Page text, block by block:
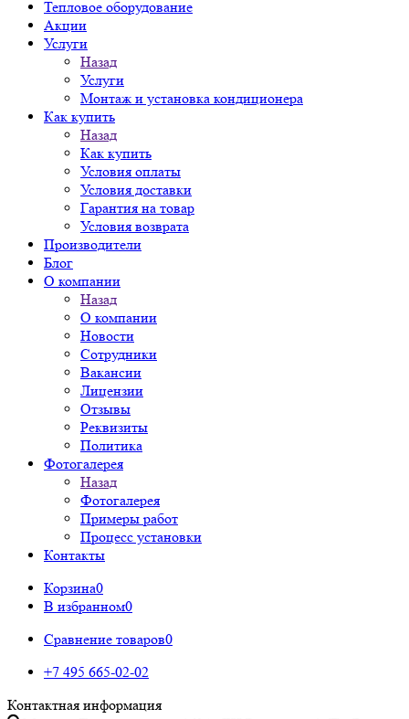
Тепловое оборудование
Акции
Услуги
Назад
Услуги
Монтаж и установка кондиционера
Как купить
Назад
Как купить
Условия оплаты
Условия доставки
Гарантия на товар
Условия возврата
Производители
Блог
О компании
Назад
О компании
Новости
Сотрудники
Вакансии
Лицензии
Отзывы
Реквизиты
Политика
Фотогалерея
Назад
Фотогалерея
Примеры работ
Процесс установки
Контакты
Корзина0
В избранном0
Сравнение товаров0
+7 495 665-02-02
Контактная информация